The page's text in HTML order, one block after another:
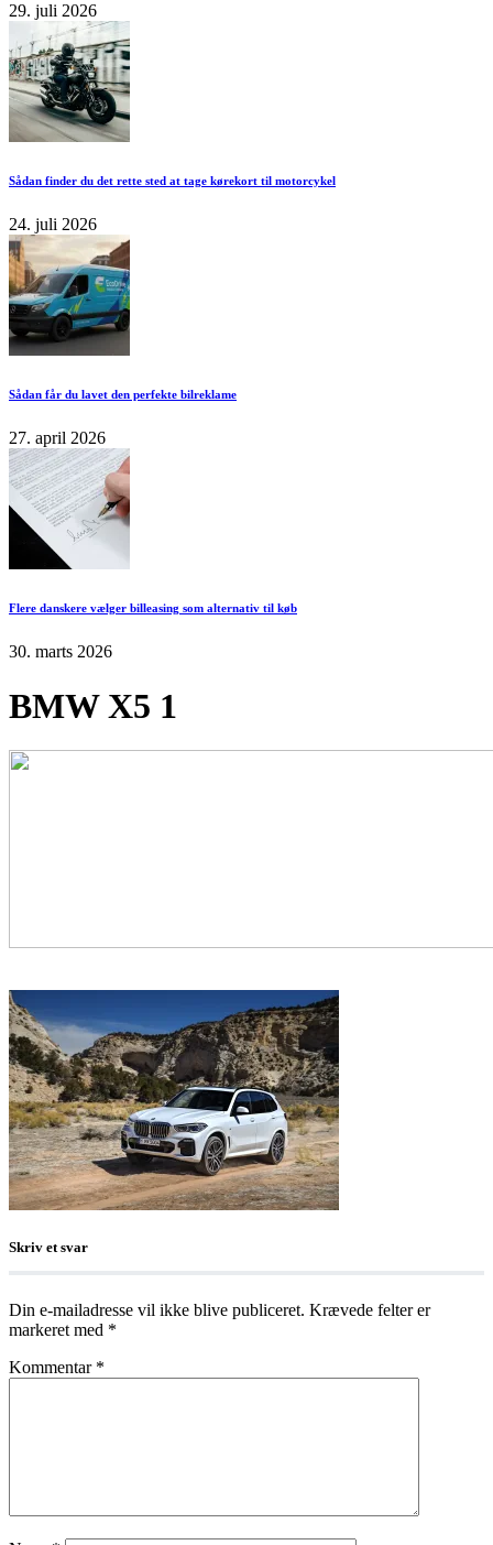
29. juli 2026
Sådan finder du det rette sted at tage kørekort til motorcykel
24. juli 2026
Sådan får du lavet den perfekte bilreklame
27. april 2026
Flere danskere vælger billeasing som alternativ til køb
30. marts 2026
BMW X5 1
Skriv et svar
Din e-mailadresse vil ikke blive publiceret. Krævede felter er
markeret med *
Kommentar *